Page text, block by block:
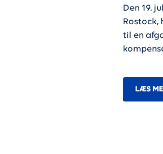
Den 19.
Rostock,
til en
LÆS